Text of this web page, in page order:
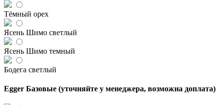
Тёмный орех
Ясень Шимо светлый
Ясень Шимо темный
Бодега светлый
Egger Базовые (уточняйте у менеджера, возможна доплата)